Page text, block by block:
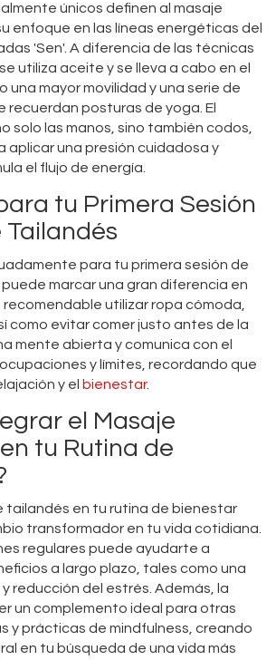
únicos definen al masaje
enfoque en las líneas energéticas del
'Sen'. A diferencia de las técnicas
utiliza aceite y se lleva a cabo en el
una mayor movilidad y una serie de
recuerdan posturas de yoga. El
solo las manos, sino también codos,
aplicar una presión cuidadosa y
el flujo de energía.
tu Primera Sesión
Tailandés
para tu primera sesión de
marcar una gran diferencia en
recomendable utilizar ropa cómoda,
como evitar comer justo antes de la
mente abierta y comunica con el
y límites, recordando que
y el bienestar.
el Masaje
tu Rutina de
tailandés en tu rutina de bienestar
transformador en tu vida cotidiana.
regulares puede ayudarte a
a largo plazo, tales como una
reducción del estrés. Además, la
un complemento ideal para otras
y prácticas de mindfulness, creando
en tu búsqueda de una vida más